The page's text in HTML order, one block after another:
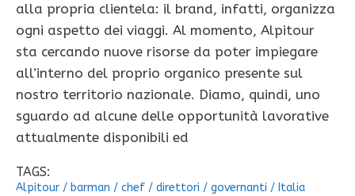
alla propria clientela: il brand, infatti, organizza
ogni aspetto dei viaggi. Al momento, Alpitour
sta cercando nuove risorse da poter impiegare
all’interno del proprio organico presente sul
nostro territorio nazionale. Diamo, quindi, uno
sguardo ad alcune delle opportunità lavorative
attualmente disponibili ed
TAGS:
Alpitour / barman / chef / direttori / governanti / Italia